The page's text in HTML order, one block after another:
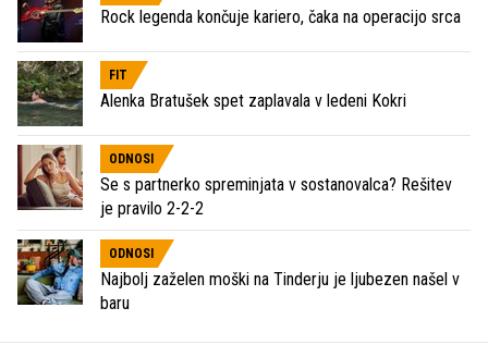
Rock legenda končuje kariero, čaka na operacijo srca
FIT
Alenka Bratušek spet zaplavala v ledeni Kokri
ODNOSI
Se s partnerko spreminjata v sostanovalca? Rešitev
je pravilo 2-2-2
ODNOSI
Najbolj zaželen moški na Tinderju je ljubezen našel v
baru